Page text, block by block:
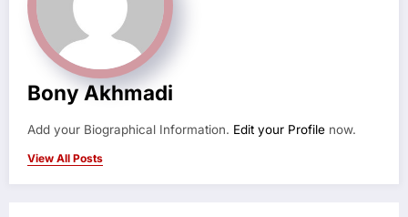
Bony Akhmadi
Add your Biographical Information. Edit your Profile now.
View All Posts